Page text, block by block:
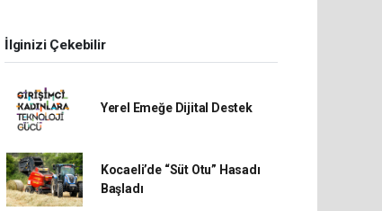
İlginizi Çekebilir
Yerel Emeğe Dijital Destek
Kocaeli’de “Süt Otu” Hasadı
Başladı